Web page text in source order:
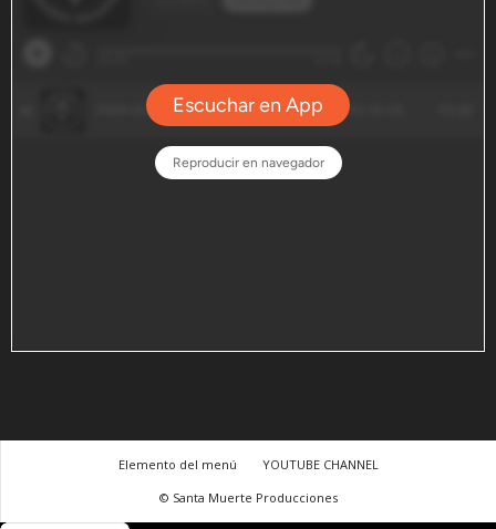
Elemento del menú
YOUTUBE CHANNEL
© Santa Muerte Producciones